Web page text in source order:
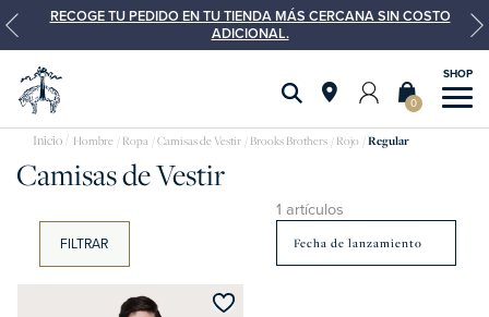
RECOGE TU PEDIDO EN TU TIENDA MÁS CERCANA SIN COSTO
ADICIONAL.
0
Camisas
de
vestir
Hombre Ropa Camisas de Vestir Brooks Brothers Rojo Regular
Camisas de Vestir
FILTRAR
1 artículos